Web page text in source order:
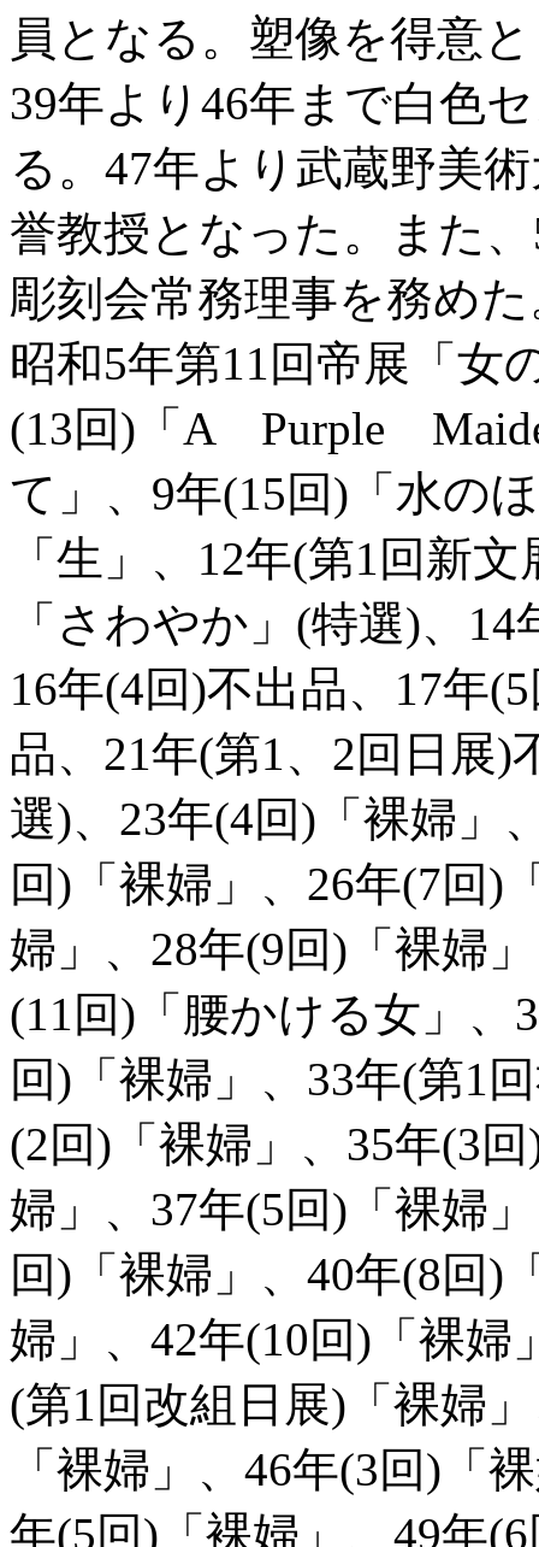
員となる。塑像を得意
39年より46年まで白色
る。47年より武蔵野美
誉教授となった。また
彫刻会常務理事を務め
昭和5年第11回帝展「女
(13回)「A Purple
て」、9年(15回)「水の
「生」、12年(第1回新
「さわやか」(特選)、
16年(4回)不出品、17年
品、21年(第1、2回日展)
選)、23年(4回)「裸婦」
回)「裸婦」、26年(7回)
婦」、28年(9回)「裸婦
(11回)「腰かける女」、
回)「裸婦」、33年(第1
(2回)「裸婦」、35年(3
婦」、37年(5回)「裸婦
回)「裸婦」、40年(8回)
婦」、42年(10回)「裸婦
(第1回改組日展)「裸婦
「裸婦」、46年(3回)「
年(5回)「裸婦」、49年